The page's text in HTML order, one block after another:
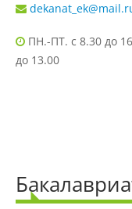
Зарубежные
ПН.-ПТ. с 8.30 до
до 13.00